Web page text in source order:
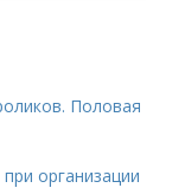
Половая
организации